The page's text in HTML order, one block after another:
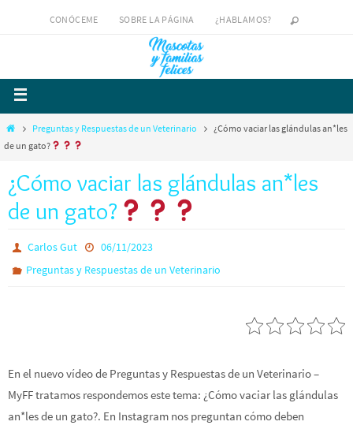
CONÓCEME SOBRE LA PÁGINA ¿HABLAMOS?
Preguntas y Respuestas de un Veterinario
¿Cómo vaciar las glándulas an*les
de un gato?
¿Cómo vaciar las glándulas an*les
de un gato?
Carlos Gut
06/11/2023
Preguntas y Respuestas de un Veterinario
En el nuevo vídeo de Preguntas y Respuestas de un Veterinario –
MyFF tratamos respondemos este tema: ¿Cómo vaciar las glándulas
an*les de un gato?. En Instagram nos preguntan cómo deben